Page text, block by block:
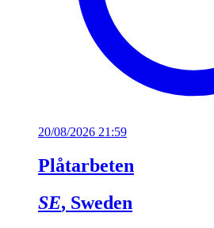
20/08/2026 21:59
Plåtarbeten
SE, Sweden